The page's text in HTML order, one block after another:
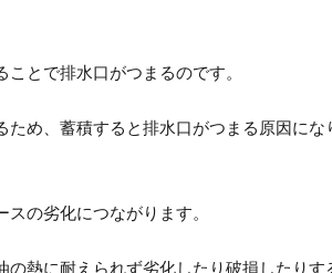
とで排水口がつまるのです。
め、蓄積すると排水口がつまる原因にな
の劣化につながります。
熱に耐えられず劣化したり破損したりす